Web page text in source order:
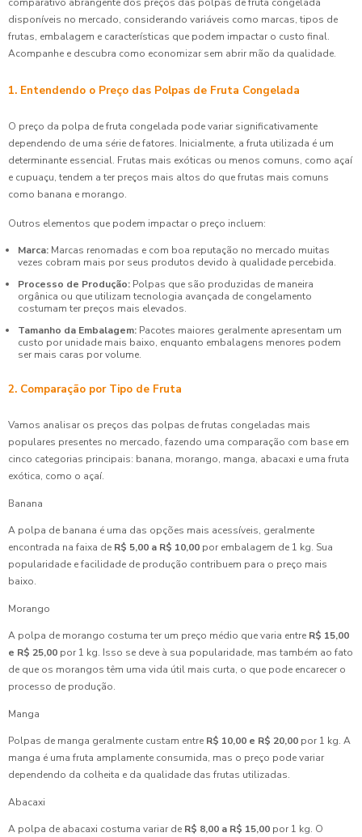
comparativo abrangente dos preços das polpas de fruta congelada
disponíveis no mercado, considerando variáveis como marcas, tipos de
frutas, embalagem e características que podem impactar o custo final.
Acompanhe e descubra como economizar sem abrir mão da qualidade.
1. Entendendo o Preço das Polpas de Fruta Congelada
O preço da polpa de fruta congelada pode variar significativamente
dependendo de uma série de fatores. Inicialmente, a fruta utilizada é um
determinante essencial. Frutas mais exóticas ou menos comuns, como açaí
e cupuaçu, tendem a ter preços mais altos do que frutas mais comuns
como banana e morango.
Outros elementos que podem impactar o preço incluem:
Marca: Marcas renomadas e com boa reputação no mercado muitas
vezes cobram mais por seus produtos devido à qualidade percebida.
Processo de Produção: Polpas que são produzidas de maneira
orgânica ou que utilizam tecnologia avançada de congelamento
costumam ter preços mais elevados.
Tamanho da Embalagem: Pacotes maiores geralmente apresentam um
custo por unidade mais baixo, enquanto embalagens menores podem
ser mais caras por volume.
2. Comparação por Tipo de Fruta
Vamos analisar os preços das polpas de frutas congeladas mais
populares presentes no mercado, fazendo uma comparação com base em
cinco categorias principais: banana, morango, manga, abacaxi e uma fruta
exótica, como o açaí.
Banana
A polpa de banana é uma das opções mais acessíveis, geralmente
encontrada na faixa de R$ 5,00 a R$ 10,00 por embalagem de 1 kg. Sua
popularidade e facilidade de produção contribuem para o preço mais
baixo.
Morango
A polpa de morango costuma ter um preço médio que varia entre R$ 15,00
e R$ 25,00 por 1 kg. Isso se deve à sua popularidade, mas também ao fato
de que os morangos têm uma vida útil mais curta, o que pode encarecer o
processo de produção.
Manga
Polpas de manga geralmente custam entre R$ 10,00 e R$ 20,00 por 1 kg. A
manga é uma fruta amplamente consumida, mas o preço pode variar
dependendo da colheita e da qualidade das frutas utilizadas.
Abacaxi
A polpa de abacaxi costuma variar de R$ 8,00 a R$ 15,00 por 1 kg. O